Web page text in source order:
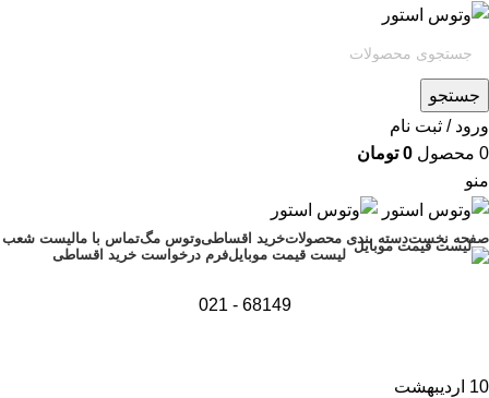
جستجو
ورود / ثبت نام
0 محصول 0 تومان
منو
صفحه نخستدسته بندی محصولاتخرید اقساطیوتوس مگتماس با مالیست شعب
لیست قیمت موبایلفرم درخواست خرید اقساطی
68149 - 021
10 اردیبهشت